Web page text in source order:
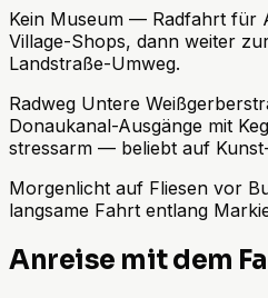
Kein Museum — Radfahrt für
Village-Shops, dann weiter
Landstraße-Umweg.
Radweg Untere
Donaukanal-Ausgänge mit
stressarm — beliebt auf
Morgenlicht auf Fliesen vor
langsame Fahrt entlang
Anreise mit dem